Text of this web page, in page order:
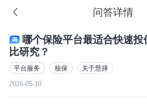
 问答详情
哪个保险平台最适合快速
比研究？
平台服务 核保 关于慧择
2026-05-19